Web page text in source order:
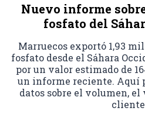
Nuevo informe
fosfato del
Marruecos exportó 1,93
fosfato desde el Sáhara
por un valor estimado de
un informe reciente. Aquí
datos sobre el volumen, el